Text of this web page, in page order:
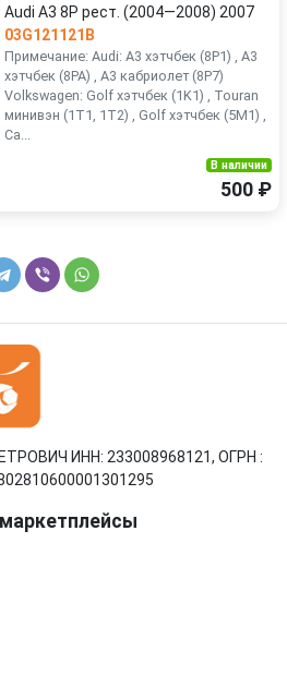
Audi A3 8P рест. (2004—2008) 2007
03G121121B
Примечание: Audi: A3 хэтчбек (8P1) , A3
хэтчбек (8PA) , A3 кабриолет (8P7)
Volkswagen: Golf хэтчбек (1K1) , Touran
минивэн (1T1, 1T2) , Golf хэтчбек (5M1) ,
Ca...
В наличии
500 ₽
ИНН: 233008968121, ОГРН :